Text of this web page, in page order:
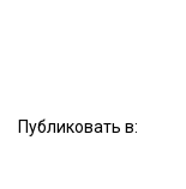
Публиковать в: